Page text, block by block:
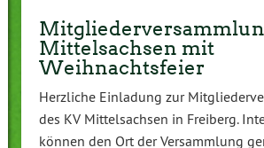
Mittelsachsen mit
Weihnachtsfeier
Herzliche Einladung zur
des KV Mittelsachsen in Freiberg.
können den Ort der Versammlung